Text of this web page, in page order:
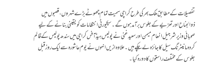
تفصیلات کے مطابق ملک بھرکی طرح کراچی سمیت تمام چھوٹے بڑے شہروں، قصبوں میں
ذوالجناح اور تعزیے کے جلوس برآمد ہوں گے۔ سیکیورٹی انتظامات کو یقینی بنانے کے لیے
صوبائی وزیر شرجیل انعام میمن اور سعید غنی نے پولیس ہیڈ آفس کراچی میں سندھ پولیس کے قائم
کردہ مانیٹرنگ سیل کا جائزہ لے چکے ہیں۔ علاوہ ازیں انہوں نے یوم عاشورہ سے ایک روز قبل
جلوس کے مختلف راستوں کا دورہ کیا۔